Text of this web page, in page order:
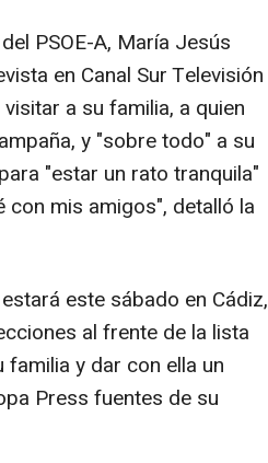
PSOE-A, María Jesús
en Canal Sur Televisión
a su familia, a quien
y "sobre todo" a su
"estar un rato tranquila"
con mis amigos", detalló la
este sábado en Cádiz,
al frente de la lista
y dar con ella un
Press fuentes de su